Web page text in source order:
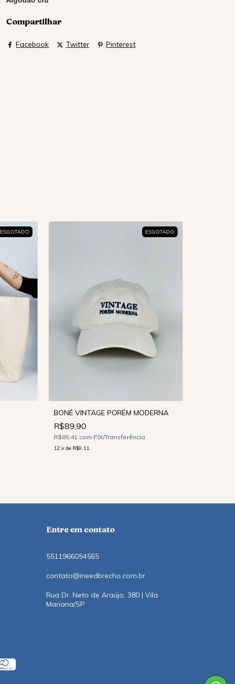
Compartilhar
Facebook Twitter Pinterest
ESGOTADO ESGOTADO
BONÉ VINTAGE PORÉM MODERNA
R$89,90
R$85,41 com PIX/Transferência
12 x de R$9,11
Entre em contato
5511966054565
contato@ineedbrecho.com.br
Rua Dr. Neto de Araújo, 380 | Vila
Mariana/SP